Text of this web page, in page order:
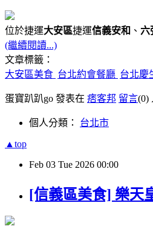
位於捷運大安區捷運信義安和 、 六
(繼續閱讀...)
文章標籤：
大安區美食 台北約會餐廳 台北慶
蛋寶趴趴go 發表在 痞客邦 留言(0)
個人分類： 台北市
▲top
Feb 03 Tue 2026 00:00
[信義區美食] 樂天